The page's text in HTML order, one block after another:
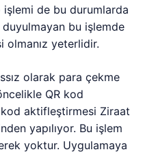
işlemi de bu durumlarda
bu işlemde
olmanız yeterlidir.
olarak para çekme
QR kod
kod aktifleştirmesi Ziraat
yapılıyor. Bu işlem
yoktur. Uygulamaya